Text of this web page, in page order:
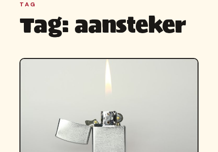
TAG
Tag:aansteker